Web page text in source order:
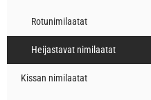
Rotunimilaatat
Heijastavat nimilaatat
Kissan nimilaatat